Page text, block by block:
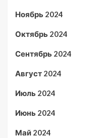
Ноябрь 2024
Октябрь 2024
Сентябрь 2024
Август 2024
Июль 2024
Июнь 2024
Май 2024